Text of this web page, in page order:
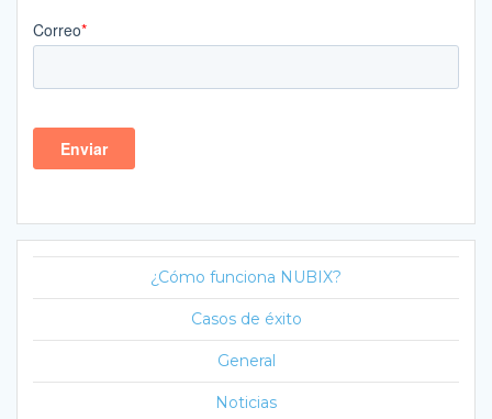
¿Cómo funciona NUBIX?
Casos de éxito
General
Noticias